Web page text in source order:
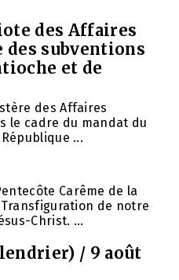
des Affaires
des subventions
et de
des Affaires
le cadre du mandat du
...
Carême de la
de notre
Christ. ...
/ 9 août